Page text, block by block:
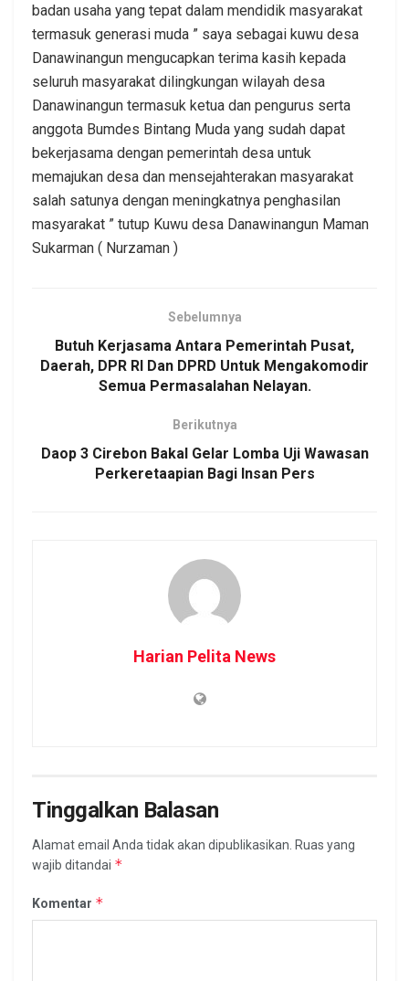
badan usaha yang tepat dalam mendidik masyarakat
termasuk generasi muda ” saya sebagai kuwu desa
Danawinangun mengucapkan terima kasih kepada
seluruh masyarakat dilingkungan wilayah desa
Danawinangun termasuk ketua dan pengurus serta
anggota Bumdes Bintang Muda yang sudah dapat
bekerjasama dengan pemerintah desa untuk
memajukan desa dan mensejahterakan masyarakat
salah satunya dengan meningkatnya penghasilan
masyarakat ” tutup Kuwu desa Danawinangun Maman
Sukarman ( Nurzaman )
Sebelumnya
Butuh Kerjasama Antara Pemerintah Pusat,
Daerah, DPR RI Dan DPRD Untuk Mengakomodir
Semua Permasalahan Nelayan.
Berikutnya
Daop 3 Cirebon Bakal Gelar Lomba Uji Wawasan
Perkeretaapian Bagi Insan Pers
Harian Pelita News
Tinggalkan Balasan
Alamat email Anda tidak akan dipublikasikan. Ruas yang
wajib ditandai *
Komentar *